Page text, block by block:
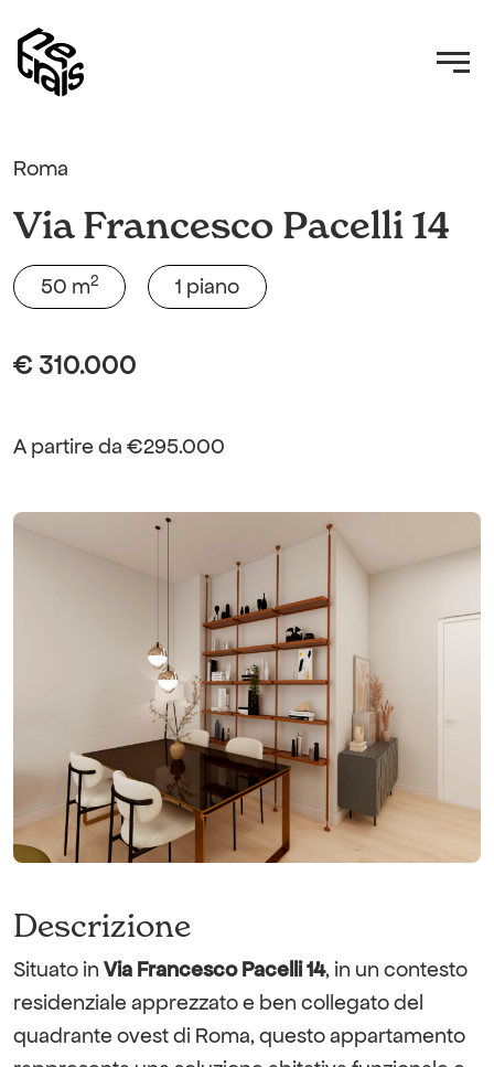
Roma
Via Francesco Pacelli 14
50 m2 1 piano
€ 310.000
A partire da €295.000
Descrizione
Situato in Via Francesco Pacelli 14, in un contesto
residenziale apprezzato e ben collegato del
quadrante ovest di Roma, questo appartamento